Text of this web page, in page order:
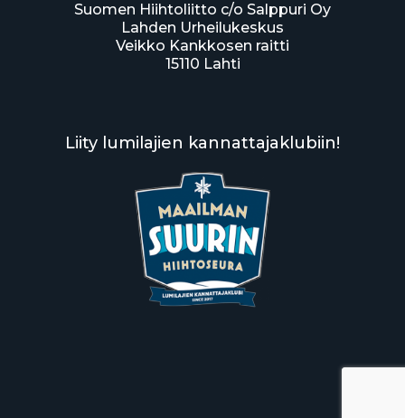
Suomen Hiihtoliitto c/o Salppuri Oy
Lahden Urheilukeskus
Veikko Kankkosen raitti
15110 Lahti
Liity lumilajien kannattajaklubiin!